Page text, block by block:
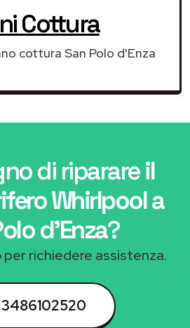
Cottura
cottura San Polo d'Enza
di riparareil
Whirlpool a
d'Enza?
richiedere assistenza.
3486102520